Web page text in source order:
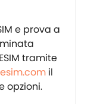
e prova a
tramite
il
opzioni.